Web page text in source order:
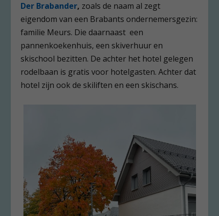
Der Brabander, zoals de naam al zegt
eigendom van een Brabants ondernemersgezin:
familie Meurs. Die daarnaast een
pannenkoekenhuis, een skiverhuur en
skischool bezitten. De achter het hotel gelegen
rodelbaan is gratis voor hotelgasten. Achter dat
hotel zijn ook de skiliften en een skischans.